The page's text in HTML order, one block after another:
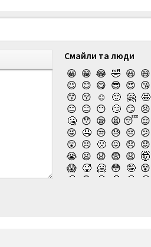
Смайли та люди
😀 😁 😂 🤣 😃 😄
😉 😊 😋 😎 😍 😘
😙 😚 ☺️ 🙂 🤗 🤩
😐 😑 😶 🙄 😏 😣
🤐 😯 😪 😫 😴 😌
😝 🤤 😒 😓 😔 😕
😲 ☹️ 🙁 😖 😞 😟
😭 😦 😧 😨 😩 🤯
😱 🥵 🥶 😳 🤪 😵
🤬
😷 🤒 🤕 🤢 🤮